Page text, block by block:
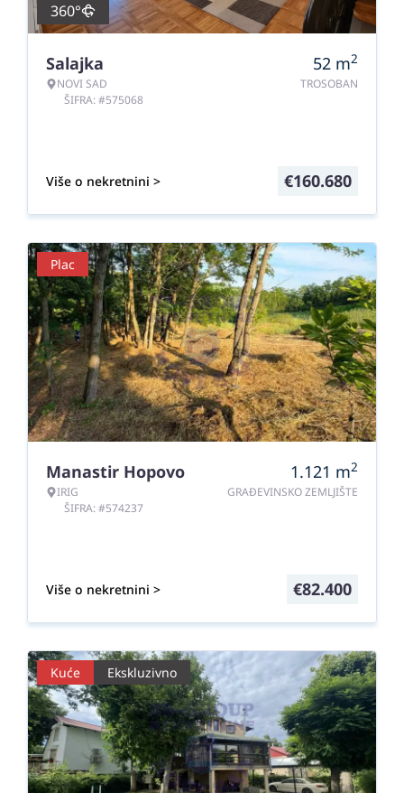
360°
Salajka
NOVI SAD
ŠIFRA: #575068
52 m2
TROSOBAN
Više o nekretnini > €160.680
Plac
Manastir Hopovo
IRIG
ŠIFRA: #574237
1.121 m2
GRAĐEVINSKO ZEMLJIŠTE
Više o nekretnini > €82.400
Kuće Ekskluzivno